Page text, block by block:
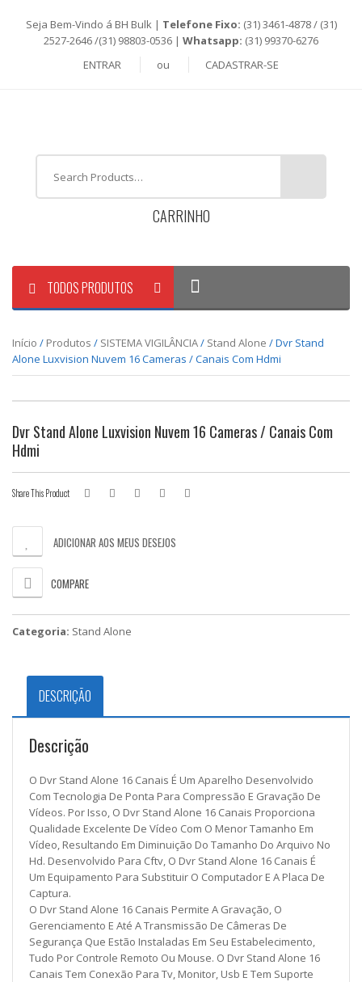
Seja Bem-Vindo á BH Bulk | Telefone Fixo: (31) 3461-4878 / (31)
2527-2646 /(31) 98803-0536 | Whatsapp: (31) 99370-6276
ENTRAR
ou CADASTRAR-SE
CARRINHO
TODOS PRODUTOS
Início / Produtos / SISTEMA VIGILÂNCIA/ Stand Alone / Dvr Stand
Alone Luxvision Nuvem 16 Cameras / Canais Com Hdmi
Dvr Stand Alone Luxvision Nuvem 16 Cameras / Canais Com
Hdmi
Share This Product
ADICIONAR AOS MEUS DESEJOS
COMPARE
Categoria: Stand Alone
DESCRIÇÃO
Descrição
O Dvr Stand Alone 16 Canais É Um Aparelho Desenvolvido
Com Tecnologia De Ponta Para Compressão E Gravação De
Vídeos. Por Isso, O Dvr Stand Alone 16 Canais Proporciona
Qualidade Excelente De Vídeo Com O Menor Tamanho Em
Vídeo, Resultando Em Diminuição Do Tamanho Do Arquivo No
Hd. Desenvolvido Para Cftv, O Dvr Stand Alone 16 Canais É
Um Equipamento Para Substituir O Computador E A Placa De
Captura.
O Dvr Stand Alone 16 Canais Permite A Gravação, O
Gerenciamento E Até A Transmissão De Câmeras De
Segurança Que Estão Instaladas Em Seu Estabelecimento,
Tudo Por Controle Remoto Ou Mouse. O Dvr Stand Alone 16
Canais Tem Conexão Para Tv, Monitor, Usb E Tem Suporte